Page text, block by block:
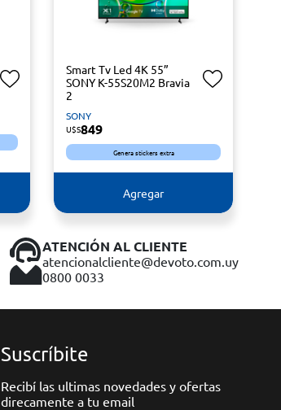
Smart Tv Led 4K 55”
SONY K-55S20M2 Bravia
2
SONY
U$S849
Genera stickers extra
Agregar
ATENCIÓN AL CLIENTE
atencionalcliente@devoto.com.uy
0800 0033
Suscríbite
Recibí las ultimas novedades y ofertas
direcamente a tu email